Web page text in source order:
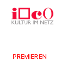
PREMIEREN